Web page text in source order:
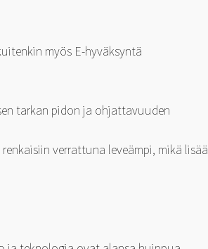
myös E-hyväksyntä
tarkan pidon ja ohjattavuuden
verrattuna leveämpi, mikä lisää